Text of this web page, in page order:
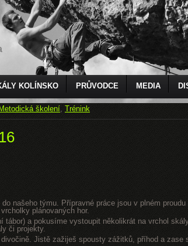
KOLÍNSKO PRŮVODCE MEDIA
Metodická školení, Trénink
našeho týmu. Přípravné práce jsou v plném
plánovaných hor.
tábor) a pokusíme vystoupit několikrát na vrchol
či projekty.
Jistě zažiješ spousty zážitků, příhod a zase